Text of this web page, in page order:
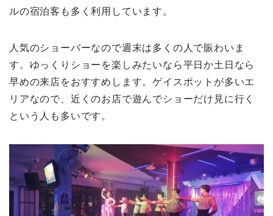
ルの宿泊客も多く利用しています。
人気のショーバーなので週末は多くの人で賑わいま
す。ゆっくりショーを楽しみたいなら平日か土日なら
早めの来店をおすすめします。ゲイスポットが多いエ
リアなので、近くのお店で遊んでショーだけ見に行く
という人も多いです。